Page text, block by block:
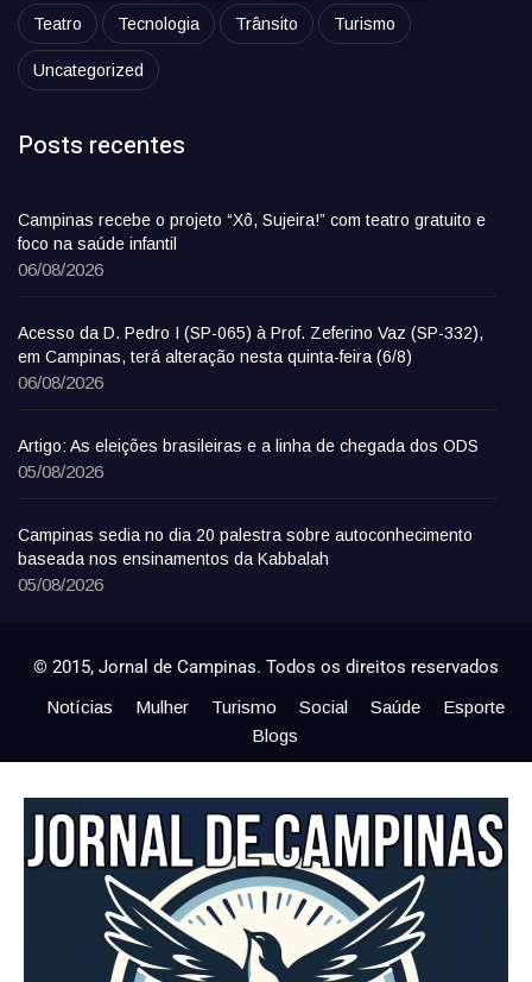
Teatro Tecnologia Trânsito Turismo
Uncategorized
Posts recentes
Campinas recebe o projeto “Xô, Sujeira!” com teatro gratuito e
foco na saúde infantil
06/08/2026
Acesso da D. Pedro I (SP-065) à Prof. Zeferino Vaz (SP-332),
em Campinas, terá alteração nesta quinta-feira (6/8)
06/08/2026
Artigo: As eleições brasileiras e a linha de chegada dos ODS
05/08/2026
Campinas sedia no dia 20 palestra sobre autoconhecimento
baseada nos ensinamentos da Kabbalah
05/08/2026
© 2015, Jornal de Campinas. Todos os direitos reservados
Notícias Mulher Turismo Social Saúde
Esporte
Blogs